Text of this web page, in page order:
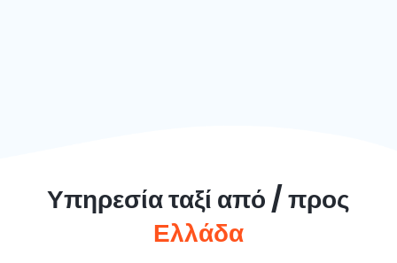
Υπηρεσία ταξί από / προς
Ελλάδα